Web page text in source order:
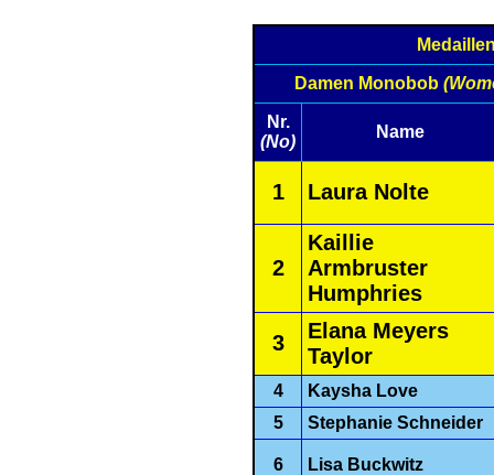
Damen Monobob
Nr.
(No)
Name
1 Laura Nolte
2
Kaillie
Armbruster
Humphries
3
Elana Meyers
Taylor
4
Kaysha Love
5
Stephanie Schneider
6 Lisa Buckwitz